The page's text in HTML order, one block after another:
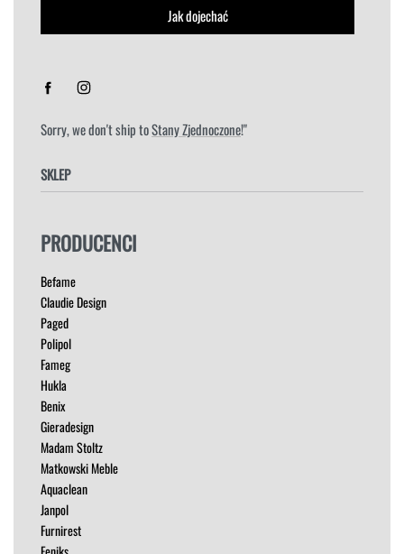
Jak dojechać
Sorry, we don't ship toStany Zjednoczone!"
SKLEP
HOKERY
ŁÓŻKA
MEBLE RTV
NAROŻNIKI
OUTLET
PUFY
SOFY
STOLIKI
STOŁY
SZAFKI I KOMODY
PRODUCENCI
Befame
Claudie Design
Paged
Polipol
Fameg
Hukla
Benix
Gieradesign
Madam Stoltz
Matkowski Meble
Aquaclean
Janpol
Furnirest